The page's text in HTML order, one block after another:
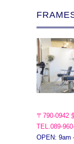
〒790-0942
TEL.089-
OPEN: 9am